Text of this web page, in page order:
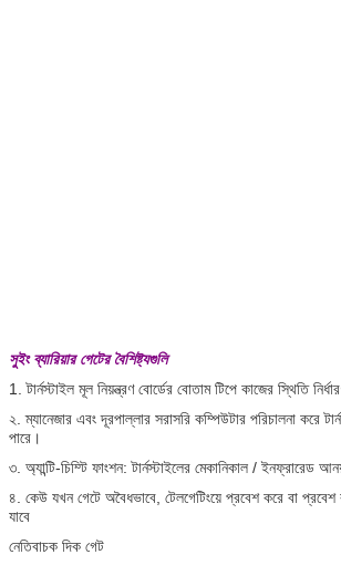
সুইং ব্যারিয়ার গেটের বৈশিষ্ট্যগুলি
1. টার্নস্টাইল মূল নিয়ন্ত্রণ বোর্ডের বোতাম টিপে কাজের স্থিতি
২. ম্যানেজার এবং দূরপাল্লার সরাসরি কম্পিউটার পরিচালনা করে
পারে।
৩. অ্যান্টি-চিম্টি ফাংশন: টার্নস্টাইলের মেকানিকাল / ইনফ্রারেড
৪. কেউ যখন গেটে অবৈধভাবে, টেলগেটিংয়ে প্রবেশ করে বা
যাবে
নেতিবাচক দিক গেট